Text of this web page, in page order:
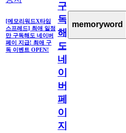
[메모리워드X타임
스프레드] 최애 일정
만 구독해도 네이버
페이 지급! 최애 구
독 이벤트 OPEN!
구
독
해
도
네
이
버
페
이
지
memoryword